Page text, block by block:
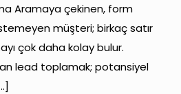
Aramaya çekinen, form
müşteri; birkaç satır
çok daha kolay bulur.
lead toplamak; potansiyel